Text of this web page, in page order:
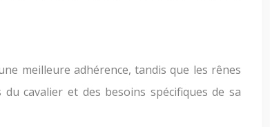
meilleure adhérence, tandis que les rênes
cavalier et des besoins spécifiques de sa